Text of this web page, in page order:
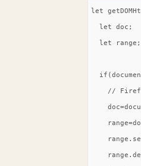
let
  let doc;
  let range;
//